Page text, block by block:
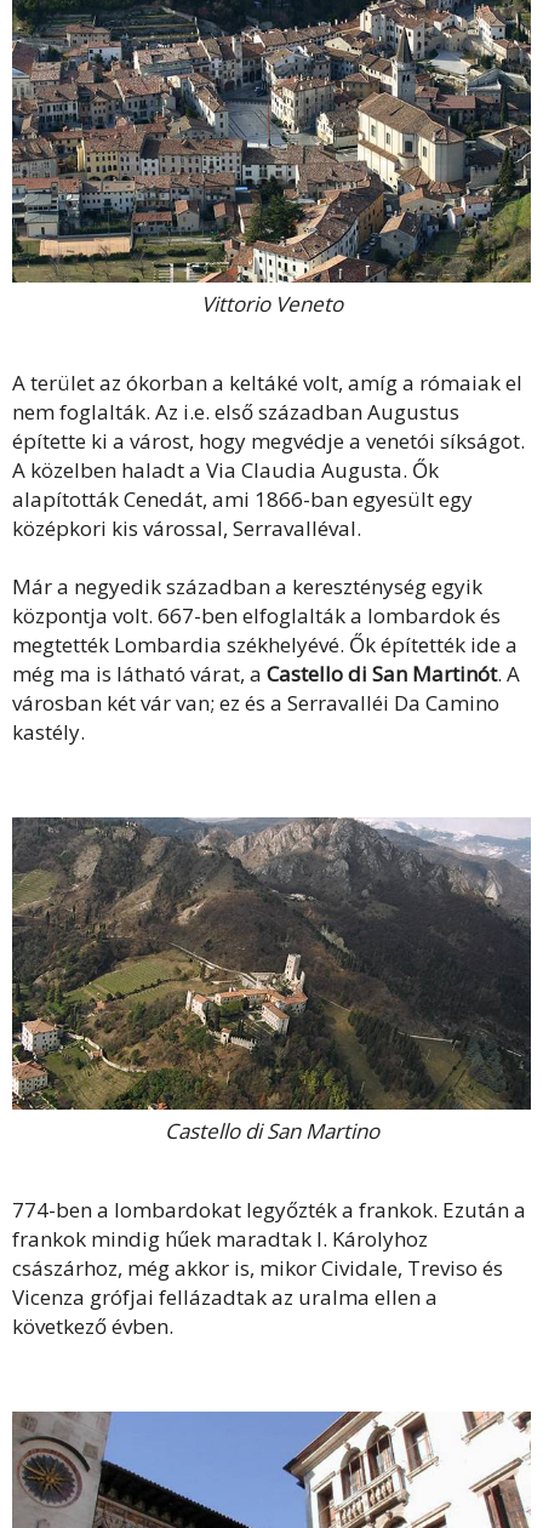
Vittorio Veneto
A terület az ókorban a keltáké volt, amíg a rómaiak el
nem foglalták. Az i.e. első században Augustus
építette ki a várost, hogy megvédje a venetói síkságot.
A közelben haladt a Via Claudia Augusta. Ők
alapították Cenedát, ami 1866-ban egyesült egy
középkori kis várossal, Serravalléval.
Már a negyedik században a kereszténység egyik
központja volt. 667-ben elfoglalták a lombardok és
megtették Lombardia székhelyévé. Ők építették ide a
még ma is látható várat, a Castello di San Martinót. A
városban két vár van; ez és a Serravalléi Da Camino
kastély.
Castello di San Martino
774-ben a lombardokat legyőzték a frankok. Ezután a
frankok mindig hűek maradtak I. Károlyhoz
császárhoz, még akkor is, mikor Cividale, Treviso és
Vicenza grófjai fellázadtak az uralma ellen a
következő évben.